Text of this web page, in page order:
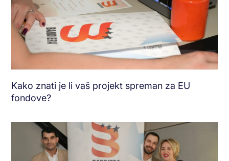
Kako znati je li vaš projekt spreman za EU
fondove?